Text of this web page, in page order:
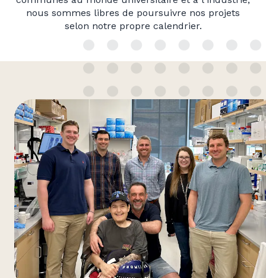
nous sommes libres de poursuivre nos projets
selon notre propre calendrier.